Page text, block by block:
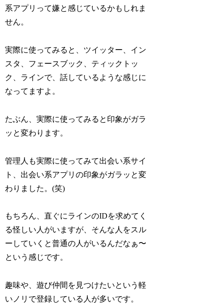
系アプリって嫌と感じているかもしれま
せん。
実際に使ってみると、ツイッター、イン
スタ、フェースブック、ティックトッ
ク、ラインで、話しているような感じに
なってますよ。
たぶん、実際に使ってみると印象がガラ
ッと変わります。
管理人も実際に使ってみて出会い系サイ
ト、出会い系アプリの印象がガラッと変
わりました。(笑)
もちろん、直ぐにラインのIDを求めてく
る怪しい人がいますが、そんな人をスル
ーしていくと普通の人がいるんだなぁ〜
という感じです。
趣味や、遊び仲間を見つけたいという軽
いノリで登録している人が多いです。